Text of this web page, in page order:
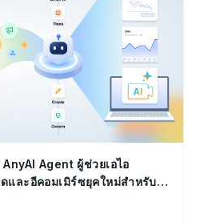
Agent ผู้ช่วยเอไอ
และอีคอมเมิร์ซยุคใหม่สำหรับ